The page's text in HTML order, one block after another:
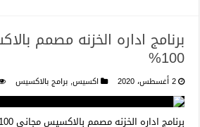
برنامج اداره الخزنه مصمم
100%
2 أغسطس، 2020 اكسيس, برامج بالاكسيس